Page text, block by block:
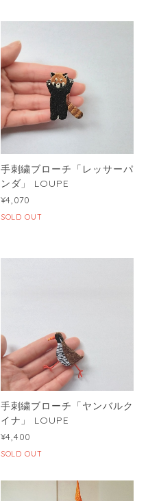
手刺繍ブローチ「レッサーパ
ンダ」 LOUPE
¥4,070
SOLD OUT
手刺繍ブローチ「ヤンバルク
イナ」 LOUPE
¥4,400
SOLD OUT